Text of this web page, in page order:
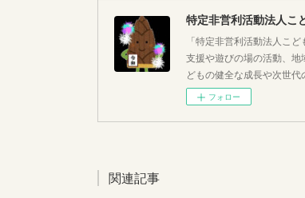
特定非営利活動法人
「特定非営利活動法人こ
支援や遊びの場の活動、
どもの健全な成長や次世代
フォロー
関連記事